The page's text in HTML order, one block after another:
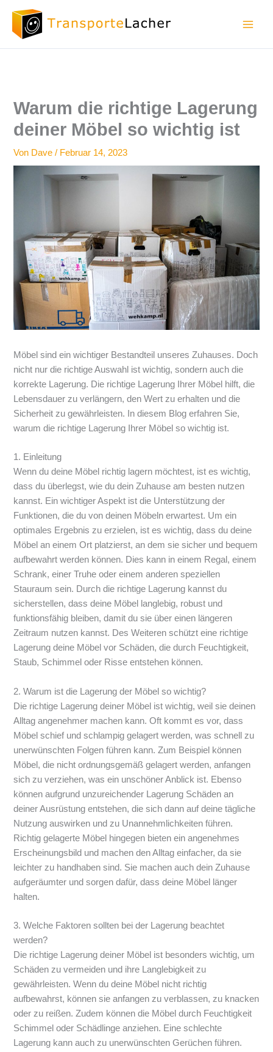
springen
Warum die richtige Lagerung
deiner Möbel so wichtig ist
Von Dave/ Februar 14, 2023
Möbel sind ein wichtiger Bestandteil unseres Zuhauses. Doch
nicht nur die richtige Auswahl ist wichtig, sondern auch die
korrekte Lagerung. Die richtige Lagerung Ihrer Möbel hilft, die
Lebensdauer zu verlängern, den Wert zu erhalten und die
Sicherheit zu gewährleisten. In diesem Blog erfahren Sie,
warum die richtige Lagerung Ihrer Möbel so wichtig ist.
1. Einleitung
Wenn du deine Möbel richtig lagern möchtest, ist es wichtig,
dass du überlegst, wie du dein Zuhause am besten nutzen
kannst. Ein wichtiger Aspekt ist die Unterstützung der
Funktionen, die du von deinen Möbeln erwartest. Um ein
optimales Ergebnis zu erzielen, ist es wichtig, dass du deine
Möbel an einem Ort platzierst, an dem sie sicher und bequem
aufbewahrt werden können. Dies kann in einem Regal, einem
Schrank, einer Truhe oder einem anderen speziellen
Stauraum sein. Durch die richtige Lagerung kannst du
sicherstellen, dass deine Möbel langlebig, robust und
funktionsfähig bleiben, damit du sie über einen längeren
Zeitraum nutzen kannst. Des Weiteren schützt eine richtige
Lagerung deine Möbel vor Schäden, die durch Feuchtigkeit,
Staub, Schimmel oder Risse entstehen können.
2. Warum ist die Lagerung der Möbel so wichtig?
Die richtige Lagerung deiner Möbel ist wichtig, weil sie deinen
Alltag angenehmer machen kann. Oft kommt es vor, dass
Möbel schief und schlampig gelagert werden, was schnell zu
unerwünschten Folgen führen kann. Zum Beispiel können
Möbel, die nicht ordnungsgemäß gelagert werden, anfangen
sich zu verziehen, was ein unschöner Anblick ist. Ebenso
können aufgrund unzureichender Lagerung Schäden an
deiner Ausrüstung entstehen, die sich dann auf deine tägliche
Nutzung auswirken und zu Unannehmlichkeiten führen.
Richtig gelagerte Möbel hingegen bieten ein angenehmes
Erscheinungsbild und machen den Alltag einfacher, da sie
leichter zu handhaben sind. Sie machen auch dein Zuhause
aufgeräumter und sorgen dafür, dass deine Möbel länger
halten.
3. Welche Faktoren sollten bei der Lagerung beachtet
werden?
Die richtige Lagerung deiner Möbel ist besonders wichtig, um
Schäden zu vermeiden und ihre Langlebigkeit zu
gewährleisten. Wenn du deine Möbel nicht richtig
aufbewahrst, können sie anfangen zu verblassen, zu knacken
oder zu reißen. Zudem können die Möbel durch Feuchtigkeit
Schimmel oder Schädlinge anziehen. Eine schlechte
Lagerung kann auch zu unerwünschten Gerüchen führen.